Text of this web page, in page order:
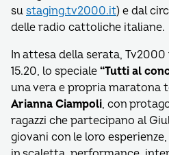
su staging.tv2000.it) e dal
delle radio cattoliche italiane.
In attesa della serata,
15.20, lo speciale “Tutti al
una vera e propria maratona
Arianna Ciampoli, con
ragazzi che partecipano al
giovani con le loro